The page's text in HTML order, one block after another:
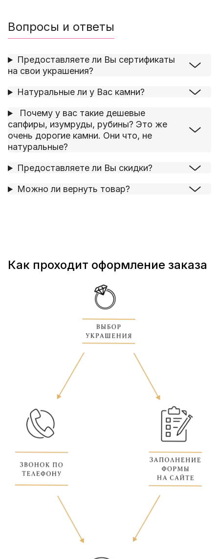
Вопросы и ответы
Предоставляете ли Вы сертификаты
на свои украшения?
Натуральные ли у Вас камни?
Почему у вас такие дешевые
сапфиры, изумруды, рубины? Это же
очень дорогие камни. Они что, не
натуральные?
Предоставляете ли Вы скидки?
Можно ли вернуть товар?
Как проходит оформление заказа